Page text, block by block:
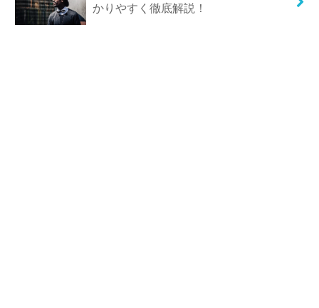
かりやすく徹底解説！